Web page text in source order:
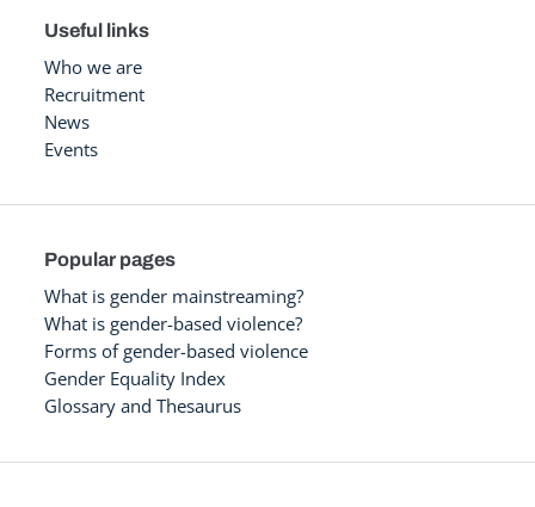
Useful links
Who we are
Recruitment
News
Events
Popular pages
What is gender mainstreaming?
What is gender-based violence?
Forms of gender-based violence
Gender Equality Index
Glossary and Thesaurus